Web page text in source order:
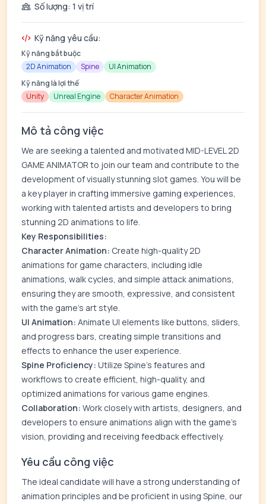
Số lượng: 1 vị trí
Kỹ năng yêu cầu:
Kỹ năng bắt buộc
2D Animation
Spine
UI Animation
Kỹ năng là lợi thế
Unity
Unreal Engine Character Animation
Mô tả công việc
We are seeking a talented and motivated MID-LEVEL 2D
GAME ANIMATOR to join our team and contribute to the
development of visually stunning slot games. You will be
a key player in crafting immersive gaming experiences,
working with talented artists and developers to bring
stunning 2D animations to life.
Key Responsibilities:
Character Animation: Create high-quality 2D
animations for game characters, including idle
animations, walk cycles, and simple attack animations,
ensuring they are smooth, expressive, and consistent
with the game's art style.
UI Animation: Animate UI elements like buttons, sliders,
and progress bars, creating simple transitions and
effects to enhance the user experience.
Spine Proficiency: Utilize Spine's features and
workflows to create efficient, high-quality, and
optimized animations for various game engines.
Collaboration: Work closely with artists, designers, and
developers to ensure animations align with the game's
vision, providing and receiving feedback effectively.
Yêu cầu công việc
The ideal candidate will have a strong understanding of
animation principles and be proficient in using Spine, our